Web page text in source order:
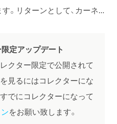
。リターンとして、カーネ...
定アップデート
クター限定で公開されて
見るにはコレクターにな
すでにコレクターになって
をお願い致します。